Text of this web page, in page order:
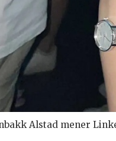
Alstad mener